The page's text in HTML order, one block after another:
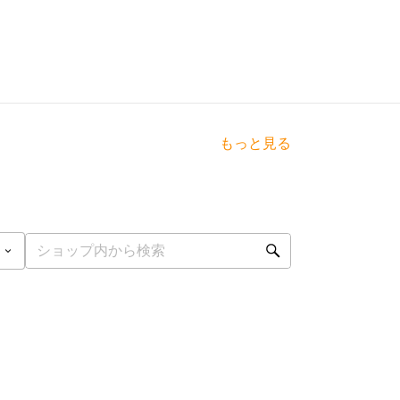
もっと見る